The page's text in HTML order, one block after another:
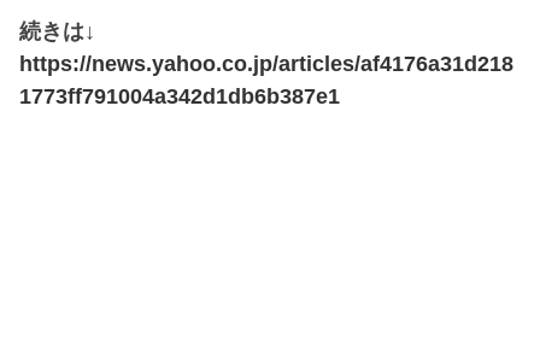
続きは↓
https://news.yahoo.co.jp/articles/af4176a31d218
1773ff791004a342d1db6b387e1